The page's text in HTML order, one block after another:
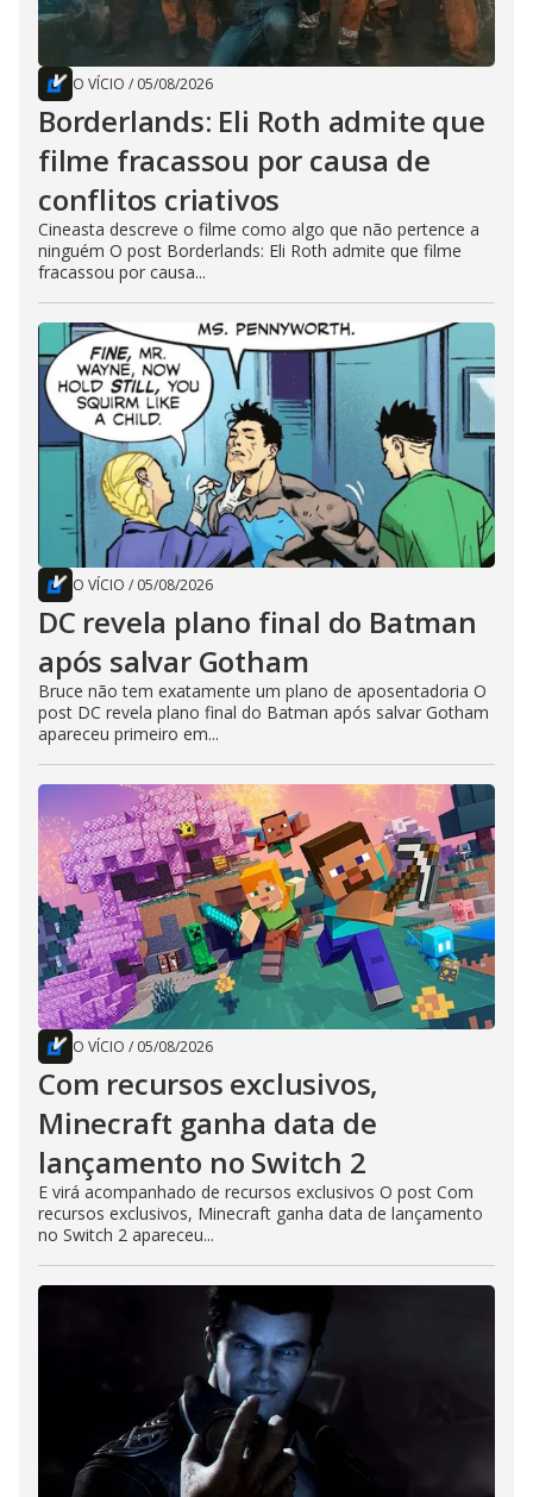
O VÍCIO / 05/08/2026
Borderlands: Eli Roth admite que
filme fracassou por causa de
conflitos criativos
Cineasta descreve o filme como algo que não pertence a
ninguém O post Borderlands: Eli Roth admite que filme
fracassou por causa...
O VÍCIO / 05/08/2026
DC revela plano final do Batman
após salvar Gotham
Bruce não tem exatamente um plano de aposentadoria O
post DC revela plano final do Batman após salvar Gotham
apareceu primeiro em...
O VÍCIO / 05/08/2026
Com recursos exclusivos,
Minecraft ganha data de
lançamento no Switch 2
E virá acompanhado de recursos exclusivos O post Com
recursos exclusivos, Minecraft ganha data de lançamento
no Switch 2 apareceu...